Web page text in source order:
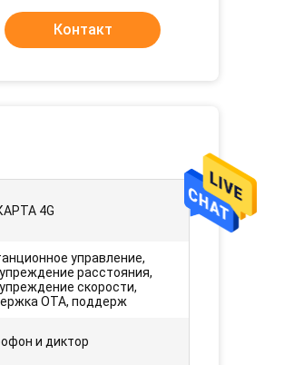
Контакт
4G
управление,
расстояния,
скорости,
OTA, поддерж
и диктор